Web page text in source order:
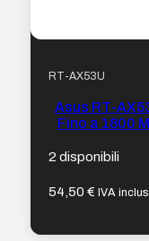
RT-AX53U
Asus RT-
Fino a 1800
2 disponibili
54,50€ IVA